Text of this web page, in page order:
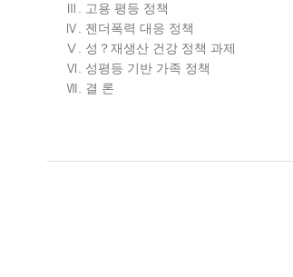
Ⅲ. 고용 평등 정책
Ⅳ. 젠더폭력 대응 정책
Ⅴ. 성？재생산 건강 정책 과제
Ⅵ. 성평등 기반 가족 정책
Ⅶ. 결 론